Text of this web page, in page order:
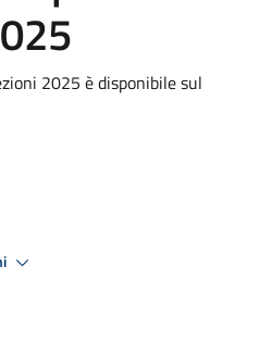
2025 è disponibile sul